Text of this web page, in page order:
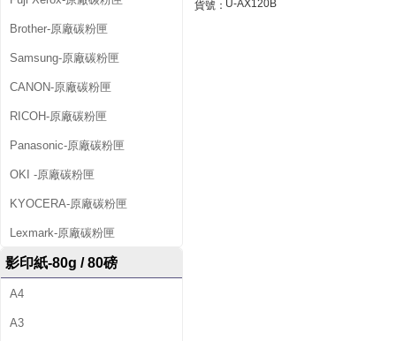
算
機
1
2
0
B
Brother-原廠碳粉匣
Samsung-原廠碳粉匣
CANON-原廠碳粉匣
RICOH-原廠碳粉匣
Panasonic-原廠碳粉匣
OKI -原廠碳粉匣
KYOCERA-原廠碳粉匣
Lexmark-原廠碳粉匣
影印紙-80g / 80磅
A4
A3
貨號： U-AX120B